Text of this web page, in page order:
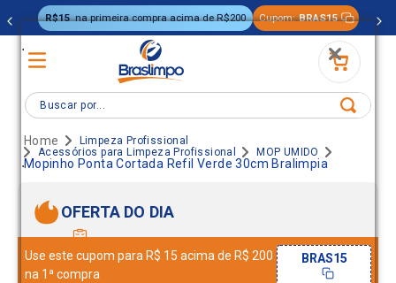
.
.
R$15 na primeira compra acima de R$200 Cupom: BRAS15
Buscar por...
Limpeza Profissional
Acessórios para Limpeza Profissional
MOP UMIDO
Mopinho Ponta Cortada Refil Verde 30cm Bralimpia
OFERTA DO DIA
Use este cupom para R$ 15 acima de R$ 200
na 1ª compra
BRAS15